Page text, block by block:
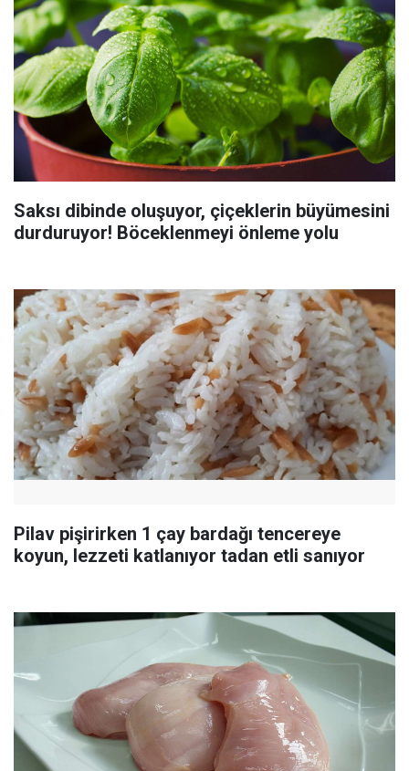
Saksı dibinde oluşuyor, çiçeklerin büyümesini
durduruyor! Böceklenmeyi önleme yolu
Pilav pişirirken 1 çay bardağı tencereye
koyun, lezzeti katlanıyor tadan etli sanıyor